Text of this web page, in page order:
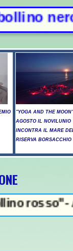
"YOGA AND THE
AGOSTO IL NOVILUNIO
INCONTRA IL MARE
RISERVA BORSACCHIO
IN